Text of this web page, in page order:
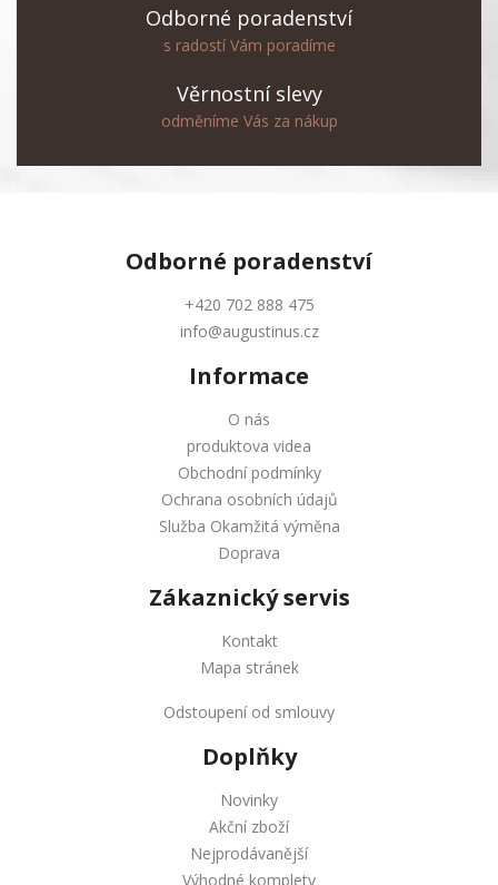
Odborné poradenství
s radostí Vám poradíme
Věrnostní slevy
odměníme Vás za nákup
Odborné poradenství
+420 702 888 475
info@augustinus.cz
Informace
O nás
produktova videa
Obchodní podmínky
Ochrana osobních údajů
Služba Okamžitá výměna
Doprava
Zákaznický servis
Kontakt
Mapa stránek
Odstoupení od smlouvy
Doplňky
Novinky
Akční zboží
Nejprodávanější
Výhodné komplety